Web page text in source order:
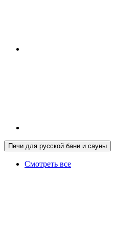
Печи для русской бани и сауны
Смотреть все